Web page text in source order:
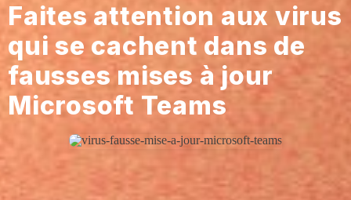
Faites attention aux virus
qui se cachent dans de
fausses mises à jour
Microsoft Teams